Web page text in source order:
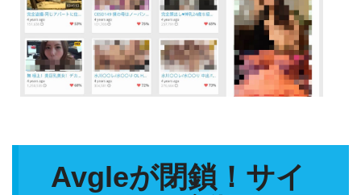
Avgleが閉鎖！サイ